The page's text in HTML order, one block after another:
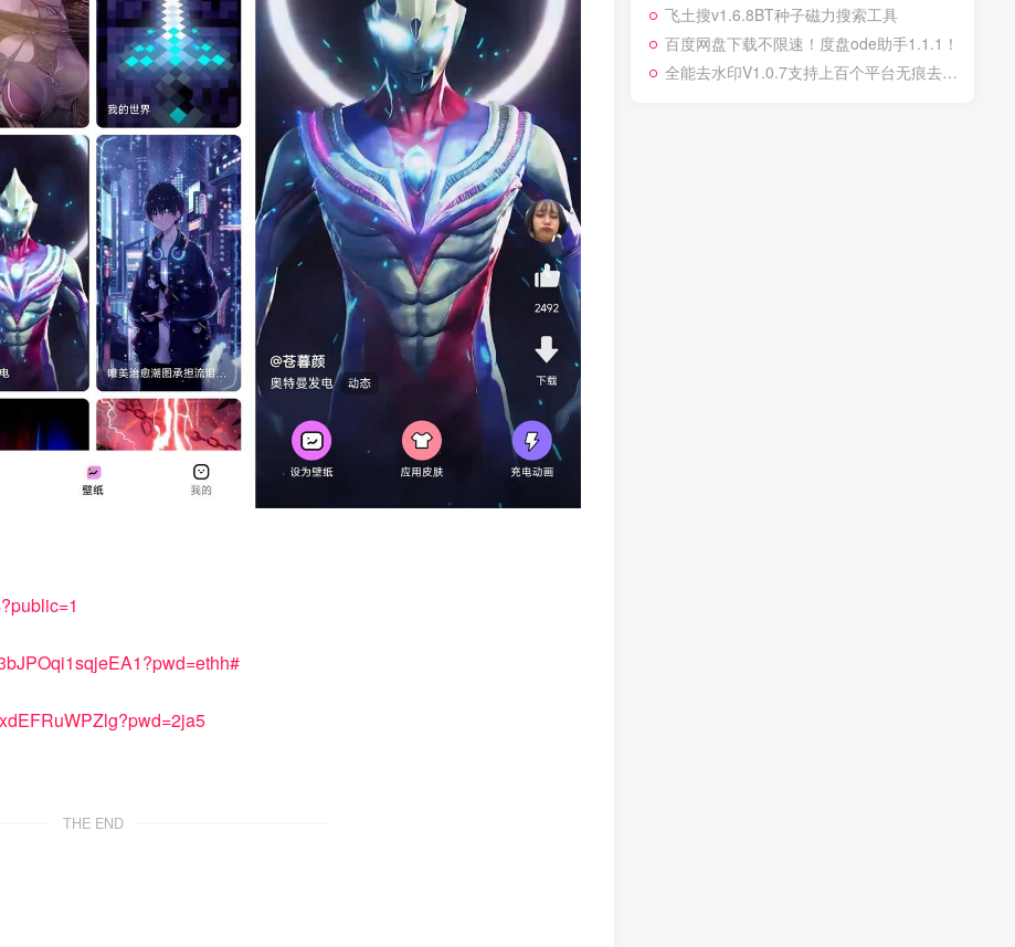
THE END
飞土搜v1.6.8BT种子磁力搜索工具
百度网盘下载不限速！度盘ode助手1.1.1！
全能去水印V1.0.7支持上百个平台无痕去水印解锁会员